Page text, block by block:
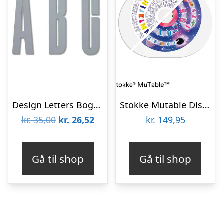
Design Letters Bogstaver – grå
kr.35,00 Den
kr. 35,00.
kr. 26,52Den
kr. 26,52.
Gå til shop
Stokke Mutable Diskcover – Bogstaver og Tal
kr. 149,95
Gå til shop